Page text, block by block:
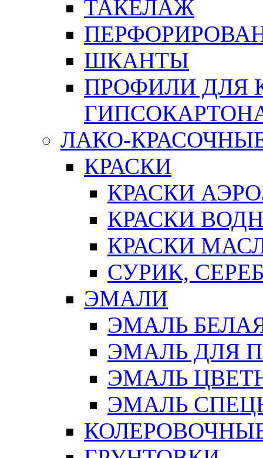
ТАКЕЛАЖ
ШКАНТЫ
ПРОФИЛИ ДЛЯ
ЛАКО-
КРАСКИ
КРАСКИ
КРАСКИ
КРАСКИ
СУРИК,
ЭМАЛИ
ЭМАЛЬ
ЭМАЛЬ ДЛЯ
ЭМАЛЬ
ЭМАЛЬ